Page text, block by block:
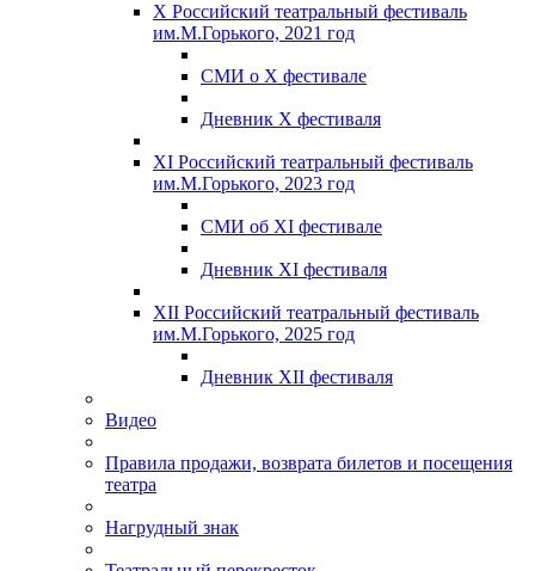
X Российский театральный фестиваль
им.М.Горького, 2021 год
СМИ о X фестивале
Дневник X фестиваля
XI Российский театральный фестиваль
им.М.Горького, 2023 год
СМИ об XI фестивале
Дневник XI фестиваля
XII Российский театральный фестиваль
им.М.Горького, 2025 год
Дневник XII фестиваля
Видео
Правила продажи, возврата билетов и посещения
театра
Нагрудный знак